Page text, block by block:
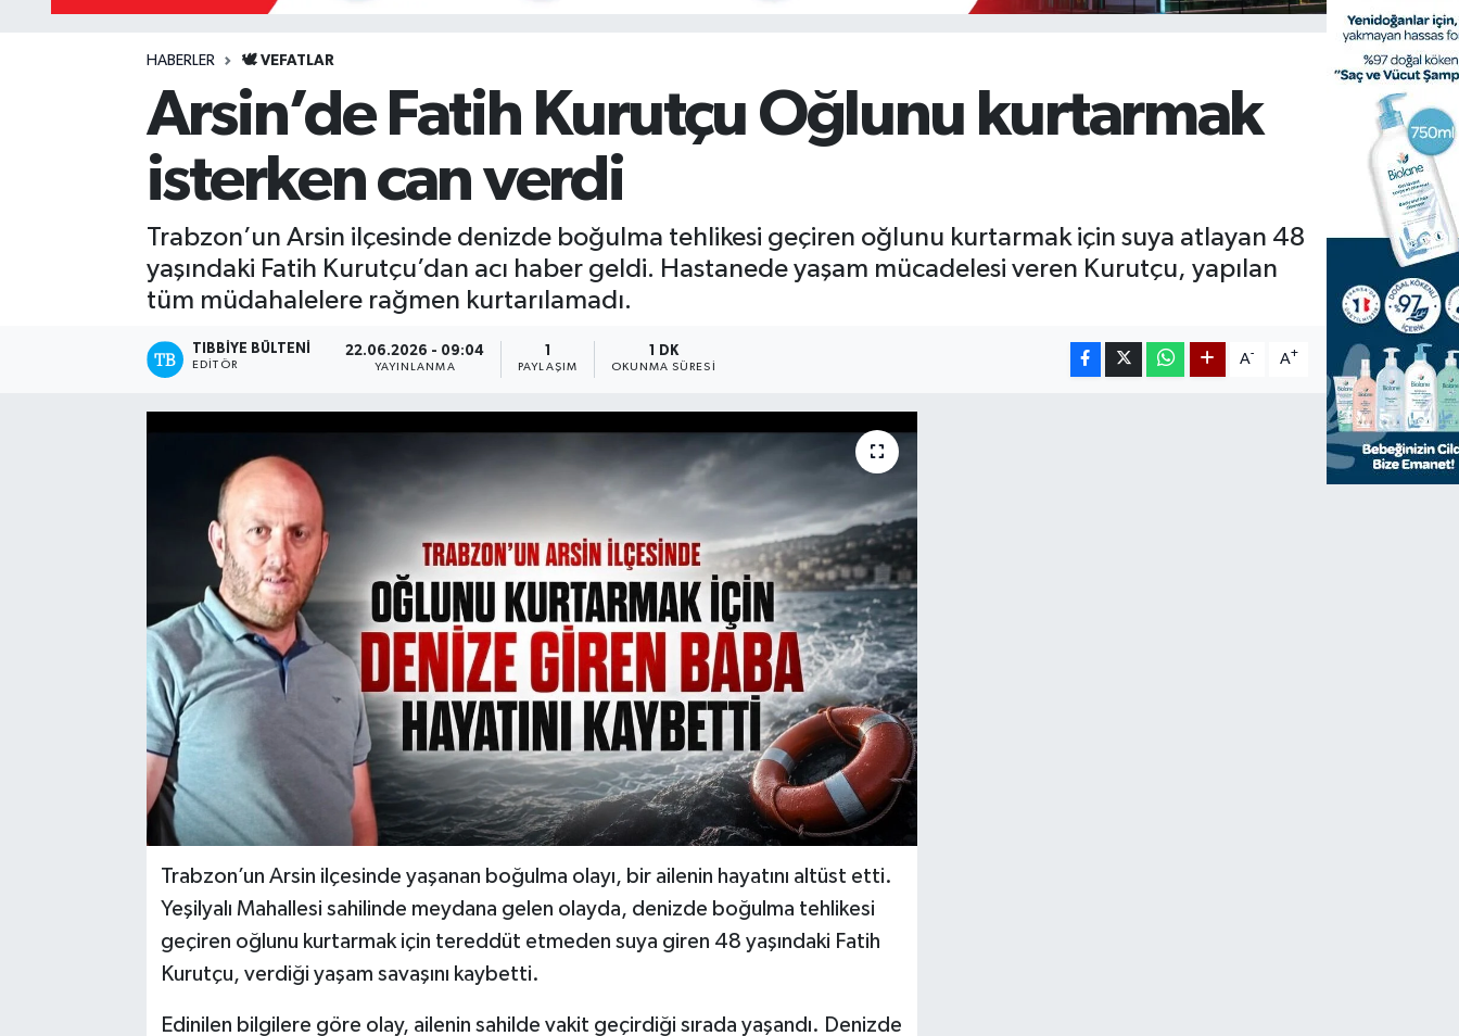
HABERLER 🕊️ VEFATLAR
Arsin’de Fatih Kurutçu Oğlunu kurtarmak
isterken can verdi
Trabzon’un Arsin ilçesinde denizde boğulma tehlikesi geçiren oğlunu kurtarmak için suya atlayan 48
yaşındaki Fatih Kurutçu’dan acı haber geldi. Hastanede yaşam mücadelesi veren Kurutçu, yapılan
tüm müdahalelere rağmen kurtarılamadı.
TIBBIYE BÜLTENI
EDITÖR
22.06.2026 - 09:04
YAYINLANMA PAYLAŞIM
1 DK
OKUNMA SÜRESI
A- A+
Trabzon’un Arsin ilçesinde yaşanan boğulma olayı, bir ailenin hayatını altüst etti.
Yeşilyalı Mahallesi sahilinde meydana gelen olayda, denizde boğulma tehlikesi
geçiren oğlunu kurtarmak için tereddüt etmeden suya giren 48 yaşındaki Fatih
Kurutçu, verdiği yaşam savaşını kaybetti.
Edinilen bilgilere göre olay, ailenin sahilde vakit geçirdiği sırada yaşandı. Denizde